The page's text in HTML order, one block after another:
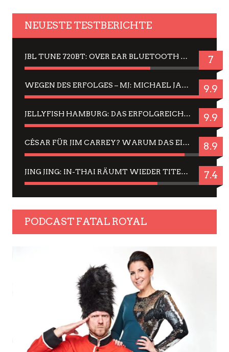
NEUESTE TESTBERICHTE
JBL TUNE 720BT: OVER EAR BLUETOOTH KOPFHÖRER UM DIE 50,-€ IM DAUER-TEST 7
WEGEN DES ERFOLGES – MJ: MICHAEL JACKSON MUSICAL IN EINER MATINEE SEHEN 9.9
JELLYFISH HAMBURG: DAS ERFOLGREICHE SOMMER-MENÜ 2025 IN GEFÜHLEN UND BILDERN 9.9
CÉSAR FÜR JIM CARREY? WARUM DAS EINER DER NERVIGSTEN ACTORS IST UND BLEIBT 8.9
JING JING: IN-THAI RÄUMT WIEDER TITEL AB – EIN ZWEI-STUNDEN-ERLEBNISBERICHT 7.4
PODCAST FATAL ROYAL